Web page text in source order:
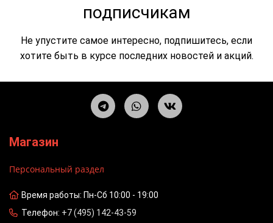
подписчикам
Не упустите самое интересно, подпишитесь, если
хотите быть в курсе последних новостей и акций.
Магазин
Персональный раздел
Время работы: Пн-Сб 10:00 - 19:00
Телефон: +7 (495) 142-43-59